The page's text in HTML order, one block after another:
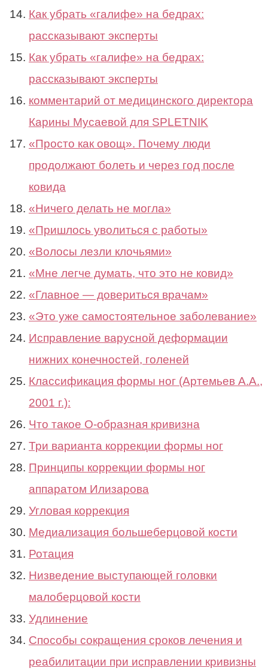
Как убрать «галифе» на бедрах:
рассказывают эксперты
Как убрать «галифе» на бедрах:
рассказывают эксперты
комментарий от медицинского директора
Карины Мусаевой для SPLETNIK
«Просто как овощ». Почему люди
продолжают болеть и через год после
ковида
«Ничего делать не могла»
«Пришлось уволиться с работы»
«Волосы лезли клочьями»
«Мне легче думать, что это не ковид»
«Главное — довериться врачам»
«Это уже самостоятельное заболевание»
Исправление варусной деформации
нижних конечностей, голеней
Классификация формы ног (Артемьев А.А.,
2001 г.):
Что такое О-образная кривизна
Три варианта коррекции формы ног
Принципы коррекции формы ног
аппаратом Илизарова
Угловая коррекция
Медиализация большеберцовой кости
Ротация
Низведение выступающей головки
малоберцовой кости
Удлинение
Способы сокращения сроков лечения и
реабилитации при исправлении кривизны